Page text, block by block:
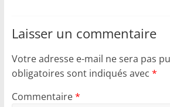
Laisser un commentaire
Votre adresse e-mail ne sera pas
obligatoires sont indiqués avec *
Commentaire*